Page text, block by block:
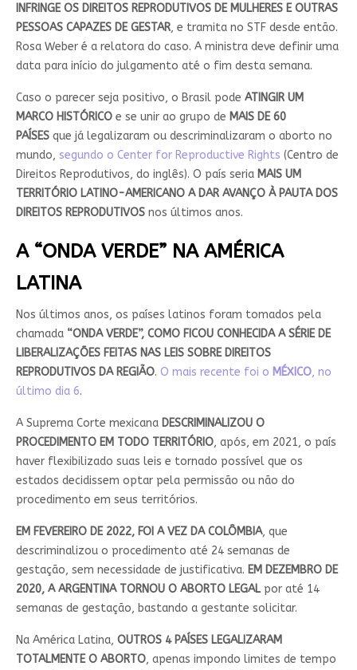
INFRINGE OS DIREITOS REPRODUTIVOS DE MULHERES E OUTRAS
PESSOAS CAPAZES DE GESTAR, e tramita no STF desde então.
Rosa Weber é a relatora do caso. A ministra deve definir uma
data para início do julgamento até o fim desta semana.
Caso o parecer seja positivo, o Brasil pode ATINGIR UM
MARCO HISTÓRICOe se unir ao grupo de MAIS DE 60
PAÍSESque já legalizaram ou descriminalizaram o aborto no
mundo, segundo o Center for Reproductive Rights (Centro de
Direitos Reprodutivos, do inglês). O país seria MAIS UM
TERRITÓRIO LATINO-AMERICANO A DAR AVANÇO À PAUTA DOS
DIREITOS REPRODUTIVOSnos últimos anos.
A “ONDA VERDE” NA AMÉRICA
LATINA
Nos últimos anos, os países latinos foram tomados pela
chamada “ONDA VERDE”, COMO FICOU CONHECIDA A SÉRIE DE
LIBERALIZAÇÕES FEITAS NAS LEIS SOBRE DIREITOS
REPRODUTIVOS DA REGIÃO. O mais recente foi o MÉXICO, no
último dia 6.
A Suprema Corte mexicana DESCRIMINALIZOU O
PROCEDIMENTO EM TODO TERRITÓRIO, após, em 2021, o país
haver flexibilizado suas leis e tornado possível que os
estados decidissem optar pela permissão ou não do
procedimento em seus territórios.
EM FEVEREIRO DE 2022, FOI A VEZ DA COLÔMBIA, que
descriminalizou o procedimento até 24 semanas de
gestação, sem necessidade de justificativa. EM DEZEMBRO DE
2020, A ARGENTINA TORNOU O ABORTO LEGALpor até 14
semanas de gestação, bastando a gestante solicitar.
Na América Latina, OUTROS 4 PAÍSES LEGALIZARAM
TOTALMENTE O ABORTO, apenas impondo limites de tempo